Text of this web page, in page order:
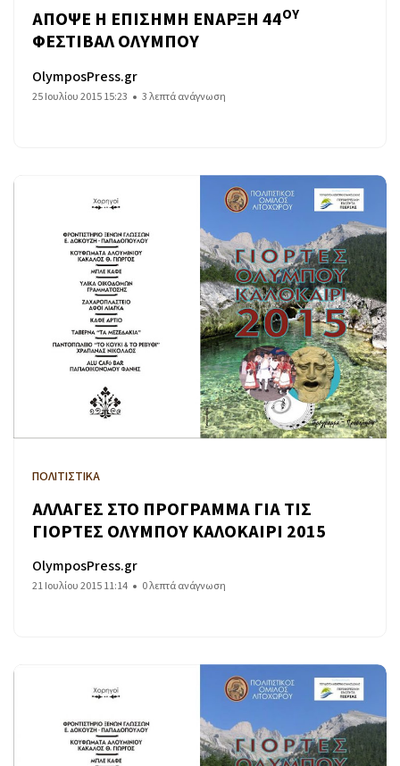
ΑΠΟΨΕ Η ΕΠΙΣΗΜΗ ΕΝΑΡΞΗ 44ΟΥ
ΦΕΣΤΙΒΑΛ ΟΛΥΜΠΟΥ
OlymposPress.gr
25 Ιουλίου 2015 15:23 3 λεπτά ανάγνωση
ΠΟΛΙΤΙΣΤΙΚΑ
ΑΛΛΑΓΕΣ ΣΤΟ ΠΡΟΓΡΑΜΜΑ ΓΙΑ ΤΙΣ
ΓΙΟΡΤΕΣ ΟΛΥΜΠΟΥ ΚΑΛΟΚΑΙΡΙ 2015
OlymposPress.gr
21 Ιουλίου 2015 11:14 0 λεπτά ανάγνωση